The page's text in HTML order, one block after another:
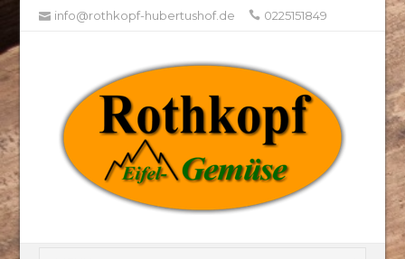
info@rothkopf-hubertushof.de 0225151849